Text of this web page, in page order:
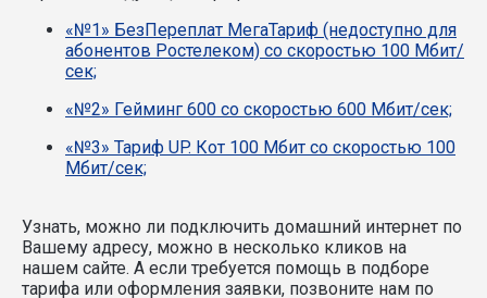
«№1» БезПереплат МегаТариф (недоступно для
абонентов Ростелеком) со скоростью 100 Мбит/
сек;
«№2» Гейминг 600 со скоростью 600 Мбит/сек;
«№3» Тариф UP. Кот 100 Мбит со скоростью 100
Мбит/сек;
Узнать, можно ли подключить домашний интернет по
Вашему адресу, можно в несколько кликов на
нашем сайте. А если требуется помощь в подборе
тарифа или оформления заявки, позвоните нам по